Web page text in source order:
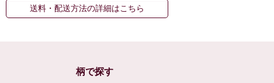
送料・配送方法の詳細はこちら
柄で探す